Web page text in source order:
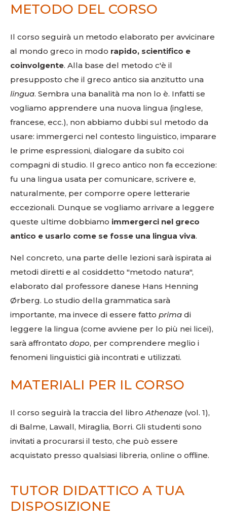
METODO DEL CORSO
Il corso seguirà un metodo elaborato per avvicinare
al mondo greco in modo rapido, scientifico e
coinvolgente. Alla base del metodo c'è il
presupposto che il greco antico sia anzitutto una
lingua. Sembra una banalità ma non lo è. Infatti se
vogliamo apprendere una nuova lingua (inglese,
francese, ecc.), non abbiamo dubbi sul metodo da
usare: immergerci nel contesto linguistico, imparare
le prime espressioni, dialogare da subito coi
compagni di studio. Il greco antico non fa eccezione:
fu una lingua usata per comunicare, scrivere e,
naturalmente, per comporre opere letterarie
eccezionali. Dunque se vogliamo arrivare a leggere
queste ultime dobbiamo immergerci nel greco
antico e usarlo come se fosse una lingua viva.
Nel concreto, una parte delle lezioni sarà ispirata ai
metodi diretti e al cosiddetto "metodo natura",
elaborato dal professore danese Hans Henning
Ørberg. Lo studio della grammatica sarà
importante, ma invece di essere fatto prima di
leggere la lingua (come avviene per lo più nei licei),
sarà affrontato dopo, per comprendere meglio i
fenomeni linguistici già incontrati e utilizzati.
MATERIALI PER IL CORSO
Il corso seguirà la traccia del libro Athenaze (vol. 1),
di Balme, Lawall, Miraglia, Borri. Gli studenti sono
invitati a procurarsi il testo, che può essere
acquistato presso qualsiasi libreria, online o offline.
TUTOR DIDATTICO A TUA
DISPOSIZIONE